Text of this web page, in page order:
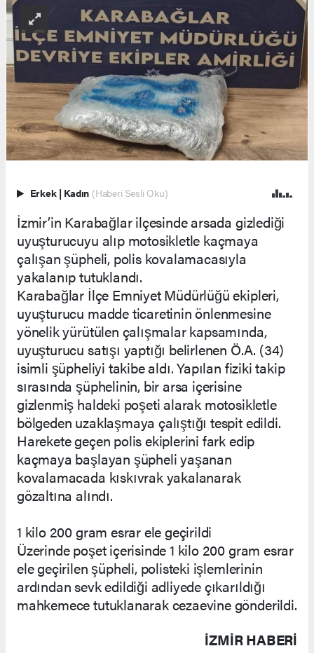
Erkek | Kadın (Haberi Sesli Oku)
İzmir’in Karabağlar ilçesinde arsada gizlediği
uyuşturucuyu alıp motosikletle kaçmaya
çalışan şüpheli, polis kovalamacasıyla
yakalanıp tutuklandı.
Karabağlar İlçe Emniyet Müdürlüğü ekipleri,
uyuşturucu madde ticaretinin önlenmesine
yönelik yürütülen çalışmalar kapsamında,
uyuşturucu satışı yaptığı belirlenen Ö.A. (34)
isimli şüpheliyi takibe aldı. Yapılan fiziki takip
sırasında şüphelinin, bir arsa içerisine
gizlenmiş haldeki poşeti alarak motosikletle
bölgeden uzaklaşmaya çalıştığı tespit edildi.
Harekete geçen polis ekiplerini fark edip
kaçmaya başlayan şüpheli yaşanan
kovalamacada kıskıvrak yakalanarak
gözaltına alındı.
1 kilo 200 gram esrar ele geçirildi
Üzerinde poşet içerisinde 1 kilo 200 gram esrar
ele geçirilen şüpheli, polisteki işlemlerinin
ardından sevk edildiği adliyede çıkarıldığı
mahkemece tutuklanarak cezaevine gönderildi.
İZMIR HABERİ